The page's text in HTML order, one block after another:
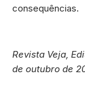
consequências.
Revista Veja,
de outubro de